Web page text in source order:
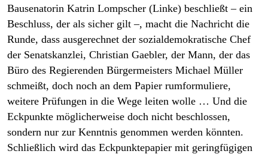
Bausenatorin Katrin Lompscher (Linke) beschließt – ein
Beschluss, der als sicher gilt –, macht die Nachricht die
Runde, dass ausgerechnet der sozialdemokratische Chef
der Senatskanzlei, Christian Gaeb­ler, der Mann, der das
Büro des Regierenden Bürgermeisters Michael Müller
schmeißt, doch noch an dem Papier rumformuliere,
weitere Prüfungen in die Wege leiten wolle … Und die
Eckpunkte möglicherweise doch nicht beschlossen,
sondern nur zur Kenntnis genommen werden könnten.
Schließlich wird das Eckpunktepapier mit geringfügigen